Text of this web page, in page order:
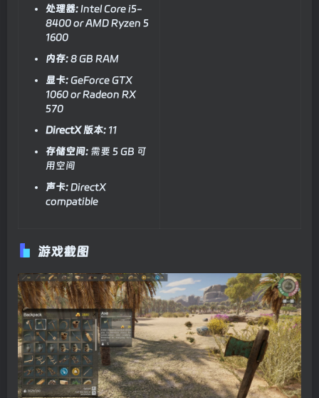
处理器:Intel Core i5-
8400 or AMD Ryzen 5
1600
内存:8 GB RAM
显卡:GeForce GTX
1060 or Radeon RX
570
DirectX 版本: 11
存储空间: 需要 5 GB 可
用空间
声卡:DirectX
compatible
游戏截图